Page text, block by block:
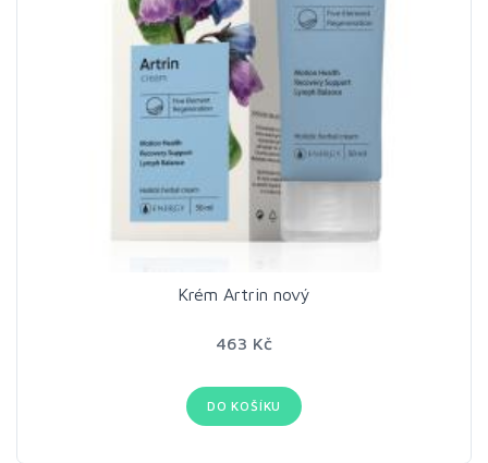
Krém Artrin nový
463 Kč
DO KOŠÍKU